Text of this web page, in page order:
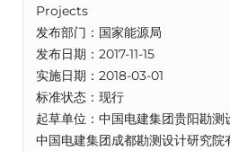
Projects
发布部门：国家能源局
发布日期：2017-11-15
实施日期：2018-03-01
标准状态：现行
起草单位：中国电建集团贵阳勘测
中国电建集团成都勘测设计研究